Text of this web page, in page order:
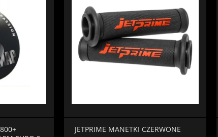
JETPRIME MANETKI CZERWONE